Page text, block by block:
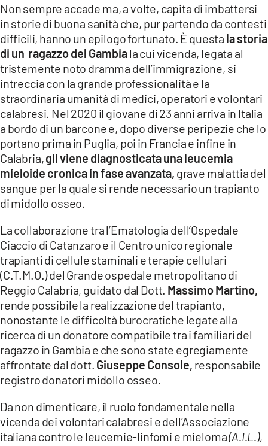
ILVIBONESE.IT
CATANZAROCHANNEL.IT
LACAPITALENEWS.IT
ANDROID
APPLE
Non sempre accade ma, a volte, capita di imbattersi
in storie di buona sanità che, pur partendo da contesti
difficili, hanno un epilogo fortunato. È questa la storia
di un ragazzo del Gambiala cui vicenda, legata al
tristemente noto dramma dell’immigrazione, si
intreccia con la grande professionalità e la
straordinaria umanità di medici, operatori e volontari
calabresi. Nel 2020 il giovane di 23 anni arriva in Italia
a bordo di un barcone e, dopo diverse peripezie che lo
portano prima in Puglia, poi in Francia e infine in
Calabria,gli viene diagnosticata una leucemia
mieloide cronica in fase avanzata, grave malattia del
sangue per la quale si rende necessario un trapianto
di midollo osseo.
La collaborazione tra l’Ematologia dell’Ospedale
Ciaccio di Catanzaro e il Centro unico regionale
trapianti di cellule staminali e terapie cellulari
(C.T.M.O.) del Grande ospedale metropolitano di
Reggio Calabria, guidato dal Dott. Massimo Martino,
rende possibile la realizzazione del trapianto,
nonostante le difficoltà burocratiche legate alla
ricerca di un donatore compatibile tra i familiari del
ragazzo in Gambia e che sono state egregiamente
affrontate dal dott. Giuseppe Console, responsabile
registro donatori midollo osseo.
Da non dimenticare, il ruolo fondamentale nella
vicenda dei volontari calabresi e dell’Associazione
italiana contro le leucemie-linfomi e mieloma(A.I.L.),